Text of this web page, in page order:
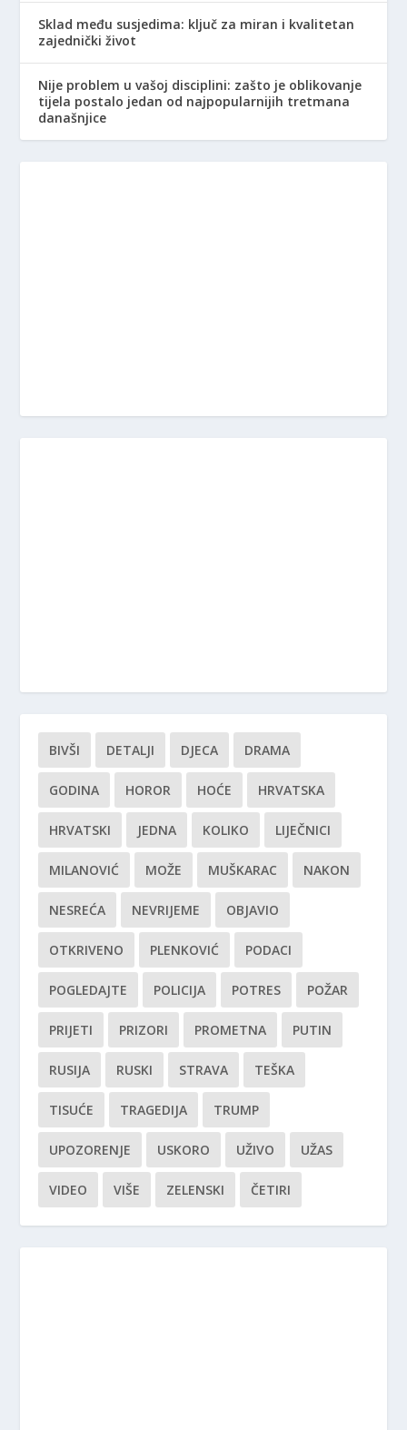
Sklad među susjedima: ključ za miran i kvalitetan
zajednički život
Nije problem u vašoj disciplini: zašto je oblikovanje
tijela postalo jedan od najpopularnijih tretmana
današnjice
BIVŠI DETALJI DJECA DRAMA
GODINA HOROR HOĆE HRVATSKA
HRVATSKI JEDNA KOLIKO LIJEČNICI
MILANOVIĆ MOŽE MUŠKARAC NAKON
NESREĆA NEVRIJEME OBJAVIO
OTKRIVENO PLENKOVIĆ PODACI
POGLEDAJTE POLICIJA POTRES POŽAR
PRIJETI PRIZORI PROMETNA PUTIN
RUSIJA RUSKI STRAVA TEŠKA
TISUĆE TRAGEDIJA TRUMP
UPOZORENJE USKORO UŽIVO UŽAS
VIDEO VIŠE ZELENSKI ČETIRI